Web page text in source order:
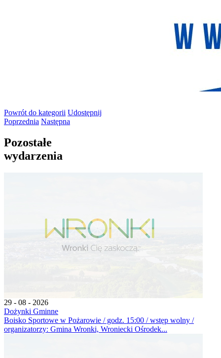
Powrót do kategorii Udostępnij
Poprzednia Następna
Pozostałe
wydarzenia
29 - 08 - 2026
Dożynki Gminne
Boisko Sportowe w Pożarowie / godz. 15:00 / wstęp wolny /
organizatorzy: Gmina Wronki, Wroniecki Ośrodek...